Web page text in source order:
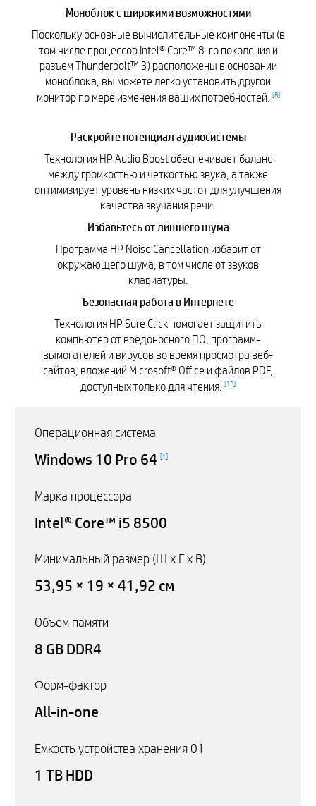
Моноблок с широкими возможностями
Поскольку основные вычислительные компоненты (в
том числе процессор Intel® Core™ 8-го поколения и
разъем Thunderbolt™ 3) расположены в основании
моноблока, вы можете легко установить другой
монитор по мере изменения ваших потребностей. [8]
Раскройте потенциал аудиосистемы
Технология HP Audio Boost обеспечивает баланс
между громкостью и четкостью звука, а также
оптимизирует уровень низких частот для улучшения
качества звучания речи.
Избавьтесь от лишнего шума
Программа HP Noise Cancellation избавит от
окружающего шума, в том числе от звуков
клавиатуры.
Безопасная работа в Интернете
Технология HP Sure Click помогает защитить
компьютер от вредоносного ПО, программ-
вымогателей и вирусов во время просмотра веб-
сайтов, вложений Microsoft® Office и файлов PDF,
доступных только для чтения. [12]
Операционная система
Windows 10 Pro 64 [1]
Марка процессора
Intel® Core™ i5 8500
Минимальный размер (Ш x Г x В)
53,95 × 19 × 41,92 см
Объем памяти
8 GB DDR4
Форм-фактор
All-in-one
Емкость устройства хранения 01
1 TB HDD